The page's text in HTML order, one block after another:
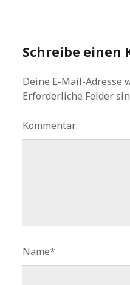
Schreibe einen
Deine E-Mail-Adresse
Erforderliche Felder
Kommentar
Name*